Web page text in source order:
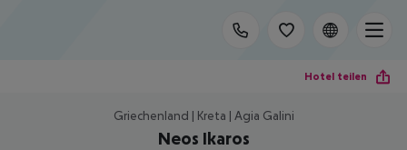
Hotel teilen
Griechenland | Kreta | Agia Galini
Neos Ikaros